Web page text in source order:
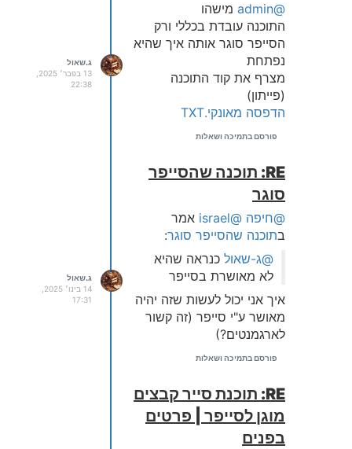
@admin
מישהו
התוכנה עובדת בכללי ורק
הסייפר סוגר אותה איך שהיא
נפתחת
מצרף את קוד התוכנה
(פייתון)
הדפסה מאונקי.TXT
פורסם בתמיכה ושאלות
ג.שאול
22:38
RE: תוכנה שהסייפר
סוגר
@חיפה @israel
אמר
בתוכנה שהסייפר סוגר:
@ג-שאול כנראה שהיא
לא מאושרת בסייפר
איך אני יכול לעשות שזה יהיה
מאושר ע"י סייפר (זה קשור
לארגמנטים?)
פורסם בתמיכה ושאלות
ג.שאול
17:31
RE: תוכנת סייר קבצים
מוגן לסייפר | פרטים
בפנים